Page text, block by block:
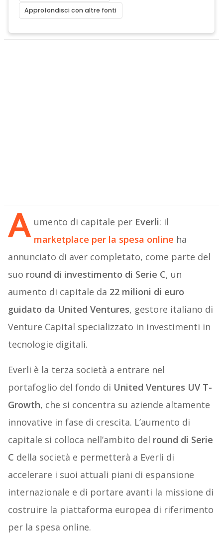
Approfondisci con altre fonti
A umento di capitale per Everli: il
marketplace per la spesa online ha
annunciato di aver completato, come parte del
suo round di investimento di Serie C, un
aumento di capitale da 22 milioni di euro
guidato da United Ventures, gestore italiano di
Venture Capital specializzato in investimenti in
tecnologie digitali.
Everli è la terza società a entrare nel
portafoglio del fondo di United Ventures UV T-
Growth, che si concentra su aziende altamente
innovative in fase di crescita. L’aumento di
capitale si colloca nell’ambito del round di Serie
C della società e permetterà a Everli di
accelerare i suoi attuali piani di espansione
internazionale e di portare avanti la missione di
costruire la piattaforma europea di riferimento
per la spesa online.